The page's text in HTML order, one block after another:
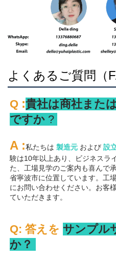
よくあるご質問（
Q :貴社は商社また
ですか ?
A :私たちは 製造元 および 設
験は10年以上あり、ビジネスラ
た、工場見学のご案内も喜んで
省寧波市に位置しています。工
にお問い合わせください。お客
ていただきます。
Q: 答えを サンプル
か？